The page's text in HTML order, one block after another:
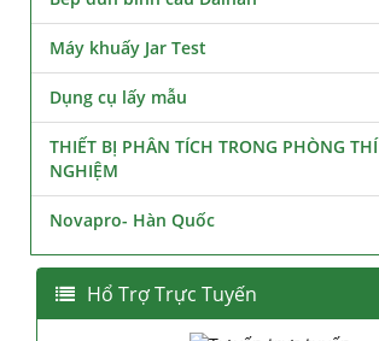
Máy khuấy Jar Test
Dụng cụ lấy mẫu
THIẾT BỊ PHÂN TÍCH TRONG PHÒNG THÍ
NGHIỆM
Novapro- Hàn Quốc
Hổ Trợ Trực Tuyến